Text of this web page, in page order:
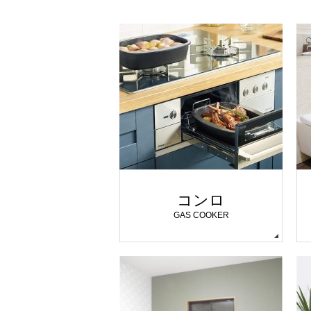
コンロ
GAS COOKER